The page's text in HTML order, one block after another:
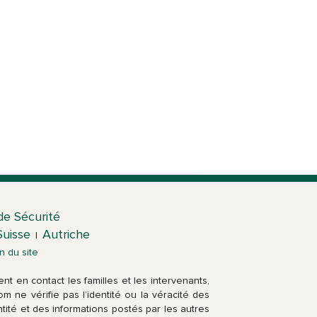
Sécurité
Autriche
du site
en contact les familles et les intervenants,
ne vérifie pas l’identité ou la véracité des
et des informations postés par les autres